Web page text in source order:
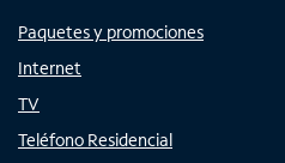
Paquetes y promociones
Internet
TV
Teléfono Residencial